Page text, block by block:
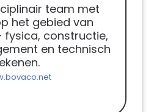
team met
het gebied van
fysica, constructie,
en technisch